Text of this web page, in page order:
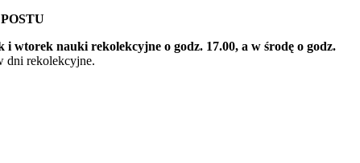
i wtorek nauki rekolekcyjne o godz. 17.00, a w środę o godz.
dni rekolekcyjne.